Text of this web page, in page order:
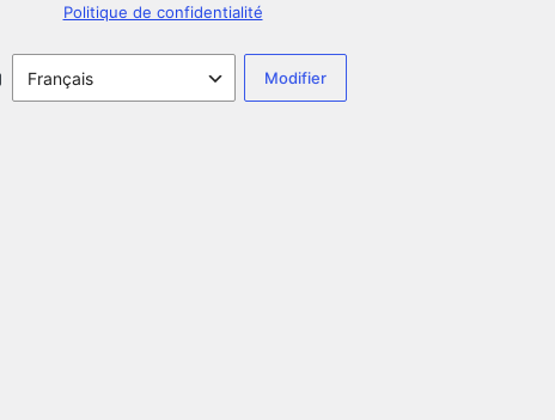
Politique de confidentialité
Langue